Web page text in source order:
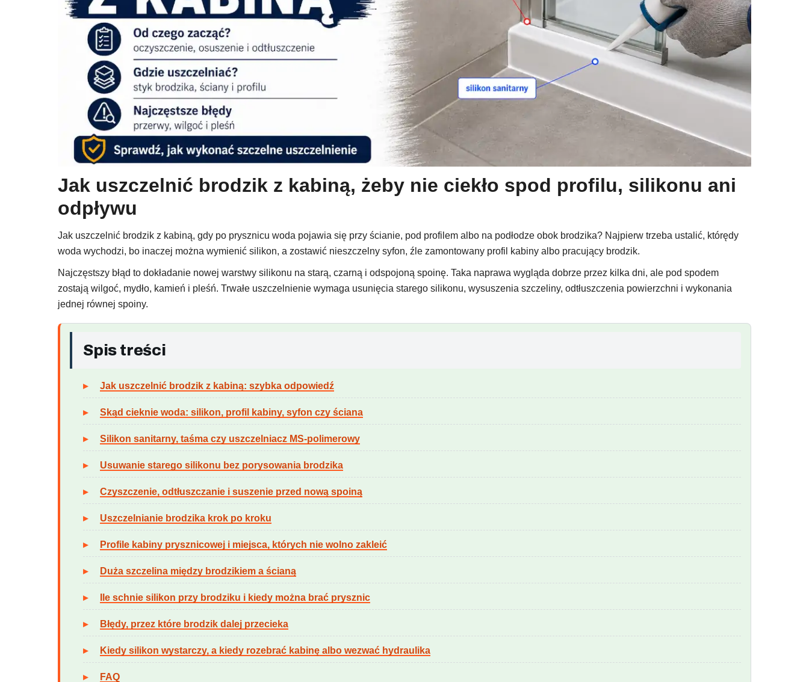
Jak uszczelnić brodzik z kabiną, żeby nie ciekło spod profilu, silikonu ani
odpływu
Jak uszczelnić brodzik z kabiną, gdy po prysznicu woda pojawia się przy ścianie, pod profilem albo na podłodze obok brodzika? Najpierw trzeba ustalić, którędy
woda wychodzi, bo inaczej można wymienić silikon, a zostawić nieszczelny syfon, źle zamontowany profil kabiny albo pracujący brodzik.
Najczęstszy błąd to dokładanie nowej warstwy silikonu na starą, czarną i odspojoną spoinę. Taka naprawa wygląda dobrze przez kilka dni, ale pod spodem
zostają wilgoć, mydło, kamień i pleśń. Trwałe uszczelnienie wymaga usunięcia starego silikonu, wysuszenia szczeliny, odtłuszczenia powierzchni i wykonania
jednej równej spoiny.
Spis treści
Jak uszczelnić brodzik z kabiną: szybka odpowiedź
Skąd cieknie woda: silikon, profil kabiny, syfon czy ściana
Silikon sanitarny, taśma czy uszczelniacz MS-polimerowy
Usuwanie starego silikonu bez porysowania brodzika
Czyszczenie, odtłuszczanie i suszenie przed nową spoiną
Uszczelnianie brodzika krok po kroku
Profile kabiny prysznicowej i miejsca, których nie wolno zakleić
Duża szczelina między brodzikiem a ścianą
Ile schnie silikon przy brodziku i kiedy można brać prysznic
Błędy, przez które brodzik dalej przecieka
Kiedy silikon wystarczy, a kiedy rozebrać kabinę albo wezwać hydraulika
FAQ